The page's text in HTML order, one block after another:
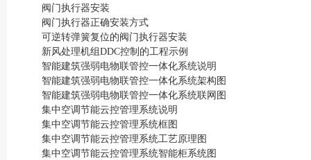
阀门执行器安装
阀门执行器正确安装方式
可逆转弹簧复位的阀门执行器安装
新风处理机组DDC控制的工程示例
智能建筑强弱电物联管控一体化系统说明
智能建筑强弱电物联管控一体化系统架构图
智能建筑强弱电物联管控一体化系统联网图
集中空调节能云控管理系统说明
集中空调节能云控管理系统框图
集中空调节能云控管理系统工艺原理图
集中空调节能云控管理系统智能柜系统图